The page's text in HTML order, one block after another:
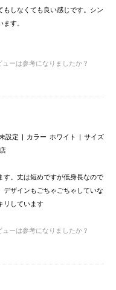
しなくても良い感じです。シン
す。
ューは参考になりましたか？
設定 カラー ホワイト
サイズ
す。丈は短めですが低身長なので
デザインもごちゃごちゃしていな
リしています
ューは参考になりましたか？